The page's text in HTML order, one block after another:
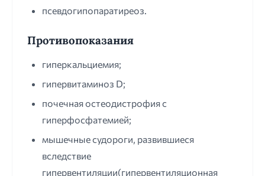
псевдогипопаратиреоз.
Противопоказания
гиперкальциемия;
гипервитаминоз D;
почечная остеодистрофия с
гиперфосфатемией;
мышечные судороги, развившиеся
вследствие
гипервентиляции(гипервентиляционная